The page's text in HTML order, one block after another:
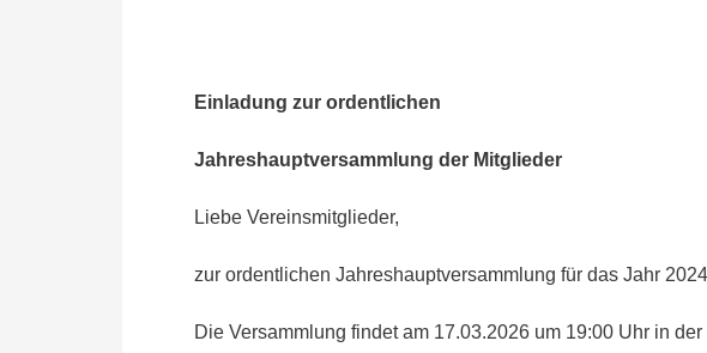
Einladung zur ordentlichen
Jahreshauptversammlung der Mitglieder
Liebe Vereinsmitglieder,
zur ordentlichen Jahreshauptversammlung für das Jahr
Die Versammlung findet am 17.03.2026 um 19:00 Uhr in